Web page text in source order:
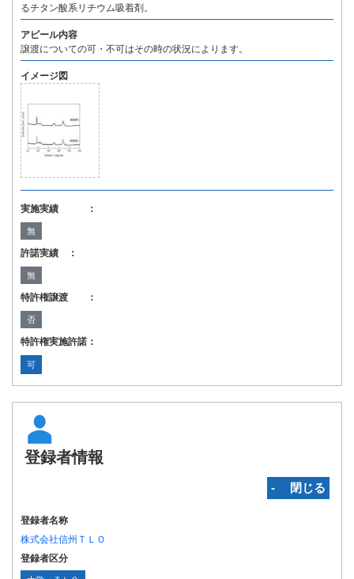
るチタン酸系リチウム吸着剤。
アピール内容
譲渡についての可・不可はその時の状況によります。
イメージ図
実施実績 ：
無
許諾実績 ：
無
特許権譲渡 ：
否
特許権実施許諾：
可
登録者情報
‐ 閉じる
登録者名称
株式会社信州ＴＬＯ
登録者区分